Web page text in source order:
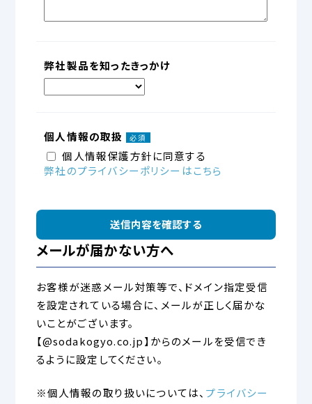
弊社製品を知ったきっかけ
個人情報の取扱 必須
個人情報保護方針に同意する
弊社のプライバシーポリシーはこちら
メールが届かない方へ
お客様が迷惑メール対策等で、ドメイン指定受信
を設定されている場合に、メールが正しく届かな
いことがございます。
【@sodakogyo.co.jp】からのメールを受信でき
るように設定してください。
※個人情報の取り扱いについては、 プライバシー